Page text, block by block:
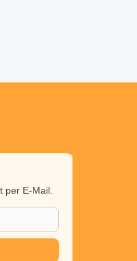
per E-Mail.